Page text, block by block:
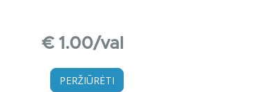
€ 1.00/val
PERŽIŪRĖTI